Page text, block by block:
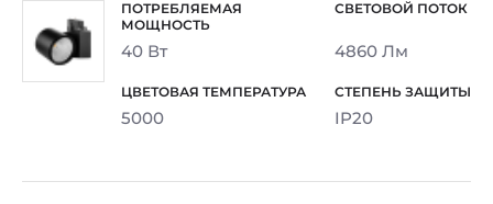
40 Вт 4860 Лм
5000 IP20